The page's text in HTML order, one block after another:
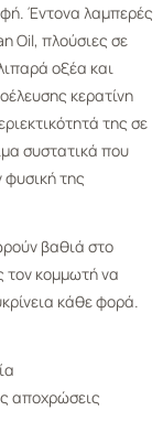
Έντονα λαμπερές
Oil, πλούσιες σε
οξέα και
κερατίνη
της σε
συστατικά που
φυσική της
βαθιά στο
τον κομμωτή να
κάθε φορά.
αποχρώσεις